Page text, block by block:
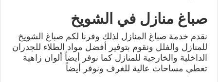
صباغ منازل في الشويخ
نقدم خدمة صباغ المنازل لذلك وفرنا لكم صباغ الشويخ
للمنازل والفلل ونقوم بتوفير أفضل مواد الطلاء للجدران
الداخلية والخارجية للمنازل كما نوفر أيضاً ألوان زاهية
تعطي مساحات عالية للغرف ونوفر أيضاً